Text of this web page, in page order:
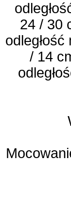
24 / 30
/ 14